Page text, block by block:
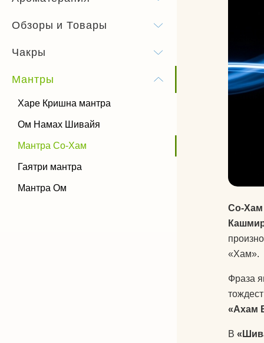
Бандхи
Со-Хам
«Хам».
Фраза
«Ахам
В
Обзоры и Товары
Чакры
Мантры
Харе Кришна мантра
Ом Намах Шивайя
Мантра Со-Хам
Гаятри мантра
Мантра Ом